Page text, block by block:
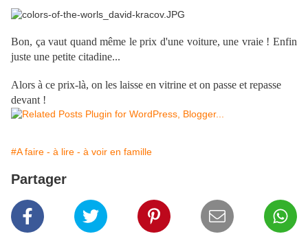
Bon, ça vaut quand même le prix d'une voiture, une vraie ! Enfin
juste une petite citadine...
Alors à ce prix-là, on les laisse en vitrine et on passe et repasse
devant !
#A faire - à lire - à voir en famille
Partager